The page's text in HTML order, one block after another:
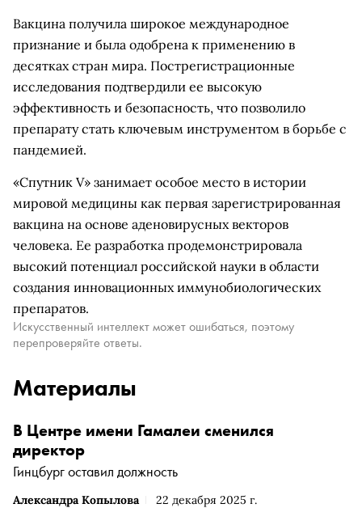
Вакцина получила широкое международное
признание и была одобрена к применению в
десятках стран мира. Пострегистрационные
исследования подтвердили ее высокую
эффективность и безопасность, что позволило
препарату стать ключевым инструментом в борьбе с
пандемией.
«Спутник V» занимает особое место в истории
мировой медицины как первая зарегистрированная
вакцина на основе аденовирусных векторов
человека. Ее разработка продемонстрировала
высокий потенциал российской науки в области
создания инновационных иммунобиологических
препаратов.
Искусственный интеллект может ошибаться, поэтому
перепроверяйте ответы.
Материалы
Александра Копылова 22 декабря 2025 г.
В Центре имени Гамалеи сменился
директор
Гинцбург оставил должность